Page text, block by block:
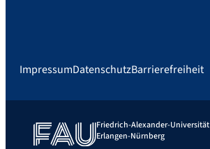
ImpressumDatenschutzBarrierefreiheit
Friedrich-Alexander-Universität
Erlangen-Nürnberg